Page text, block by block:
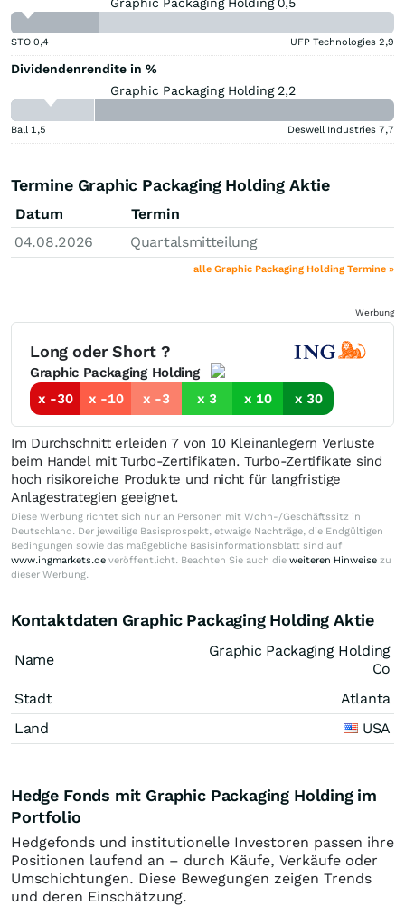
STO 0,4 UFP Technologies 2,9
Dividendenrendite in %
Graphic Packaging Holding 2,2
Ball 1,5 Deswell Industries 7,7
Termine Graphic Packaging Holding Aktie
Datum
Termin
04.08.2026
Quartalsmitteilung
alle Graphic Packaging Holding Termine »
Werbung
Long oder Short ?
Graphic Packaging Holding
x -30
x -10 x -3 x 3 x 10 x 30
Im Durchschnitt erleiden 7 von 10 Kleinanlegern Verluste
beim Handel mit Turbo-Zertifikaten. Turbo-Zertifikate sind
hoch risikoreiche Produkte und nicht für langfristige
Anlagestrategien geeignet.
Diese Werbung richtet sich nur an Personen mit Wohn-/Geschäftssitz in
Deutschland. Der jeweilige Basisprospekt, etwaige Nachträge, die Endgültigen
Bedingungen sowie das maßgebliche Basisinformationsblatt sind auf
www.ingmarkets.de veröffentlicht. Beachten Sie auch die weiteren Hinweise zu
dieser Werbung.
Kontaktdaten Graphic Packaging Holding Aktie
Name
Graphic Packaging Holding
Co
Stadt
Atlanta
Land
USA
Hedge Fonds mit Graphic Packaging Holding im
Portfolio
Hedgefonds und institutionelle Investoren passen ihre
Positionen laufend an – durch Käufe, Verkäufe oder
Umschichtungen. Diese Bewegungen zeigen Trends
und deren Einschätzung.